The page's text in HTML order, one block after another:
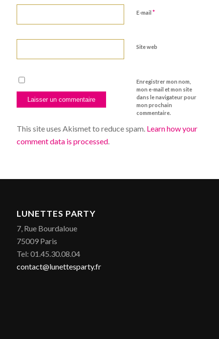
E-mail *
Site web
Enregistrer mon nom,
mon e-mail et mon site
dans le navigateur pour
mon prochain
commentaire.
This site uses Akismet to reduce spam. Learn how your
comment data is processed.
LUNETTES PARTY
7, Rue Bourdaloue
75009 Paris
Tel: 01.45.30.08.04
contact@lunettesparty.fr